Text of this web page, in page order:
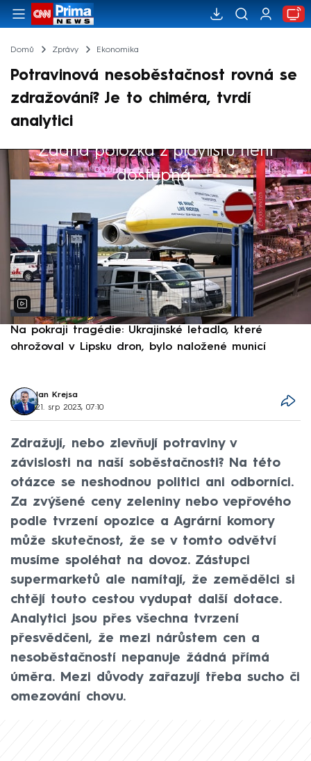
Domů Zprávy Ekonomika
Potravinová nesoběstačnost rovná se
zdražování? Je to chiméra, tvrdí
analytici
Žádná položka z playlistu není
dostupná.
Výběr redakce
Na pokraji tragédie: Ukrajinské letadlo, které
ohrožoval v Lipsku dron, bylo naložené municí
Jan Krejsa
21. srp 2023, 07:10
Zdražují, nebo zlevňují potraviny v
závislosti na naší soběstačnosti? Na této
otázce se neshodnou politici ani odborníci.
Za zvýšené ceny zeleniny nebo vepřového
podle tvrzení opozice a Agrární komory
může skutečnost, že se v tomto odvětví
musíme spoléhat na dovoz. Zástupci
supermarketů ale namítají, že zemědělci si
chtějí touto cestou vydupat další dotace.
Analytici jsou přes všechna tvrzení
přesvědčeni, že mezi nárůstem cen a
nesoběstačností nepanuje žádná přímá
úměra. Mezi důvody zařazují třeba sucho či
omezování chovu.